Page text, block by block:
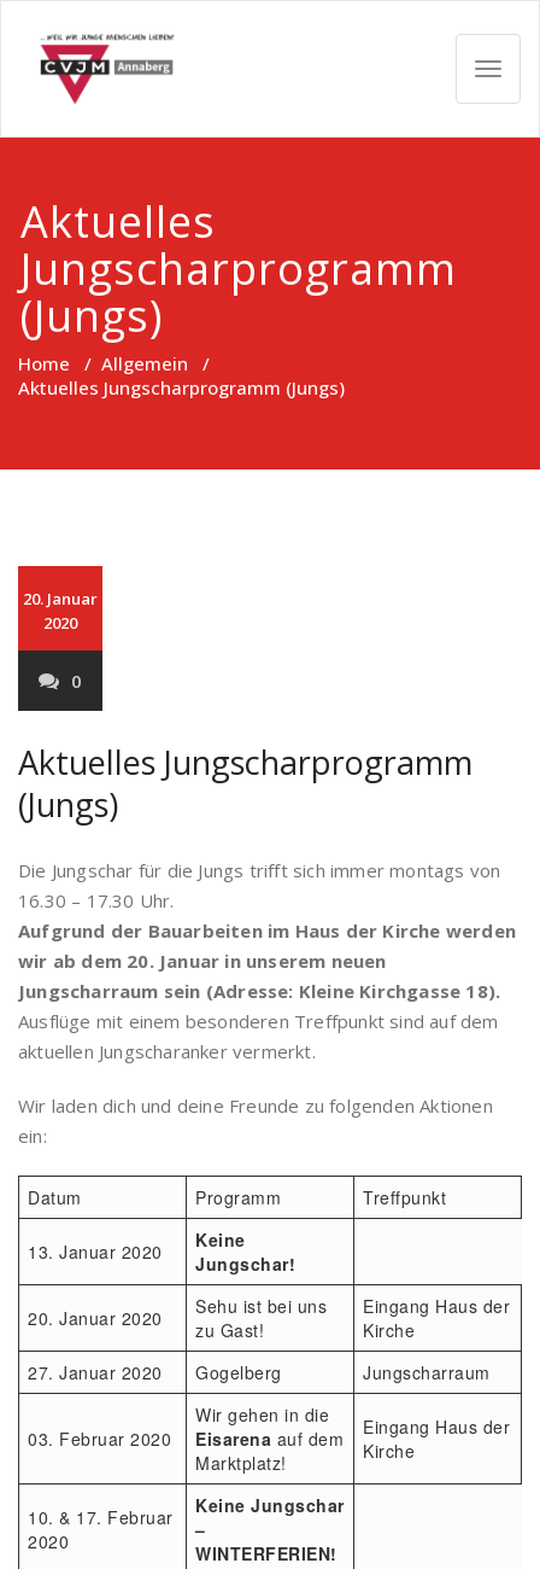
content
e.V.
Aktuelles
Jungscharprogramm
(Jungs)
Home / Allgemein /
Aktuelles Jungscharprogramm (Jungs)
20. Januar
2020
0
Aktuelles Jungscharprogramm
(Jungs)
Die Jungschar für die Jungs trifft sich immer montags von
16.30 – 17.30 Uhr.
Aufgrund der Bauarbeiten im Haus der Kirche werden
wir ab dem 20. Januar in unserem neuen
Jungscharraum sein (Adresse: Kleine Kirchgasse 18).
Ausflüge mit einem besonderen Treffpunkt sind auf dem
aktuellen Jungscharanker vermerkt.
Wir laden dich und deine Freunde zu folgenden Aktionen
ein:
Datum Programm Treffpunkt
13. Januar 2020
Keine
Jungschar!
20. Januar 2020
Sehu ist bei uns
zu Gast!
Eingang Haus der
Kirche
27. Januar 2020
Gogelberg Jungscharraum
03. Februar 2020
Wir gehen in die
Eisarena auf dem
Marktplatz!
Eingang Haus der
Kirche
10. & 17. Februar
2020
Keine Jungschar
–
WINTERFERIEN!